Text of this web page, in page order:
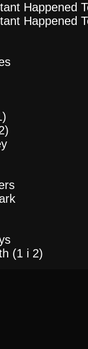
Happened
Happened
(1 i 2)